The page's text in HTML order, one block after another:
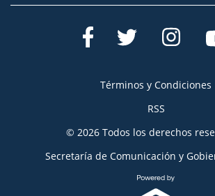
Términos y Condiciones
RSS
© 2026 Todos los derechos
Secretaría de Comunicación y